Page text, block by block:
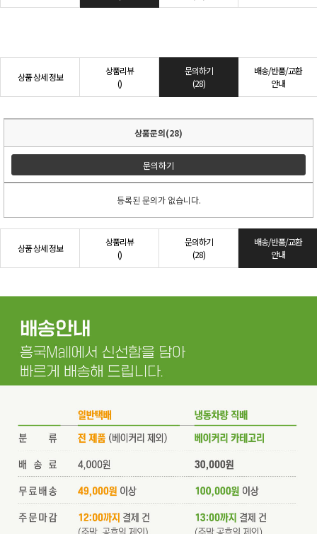
상품 상세 정보
상품리뷰
()
문의하기
(28)
배송/반품/교환
안내
상품문의(28)
문의하기
등록된 문의가 없습니다.
상품 상세 정보
상품리뷰
()
문의하기
(28)
배송/반품/교환
안내